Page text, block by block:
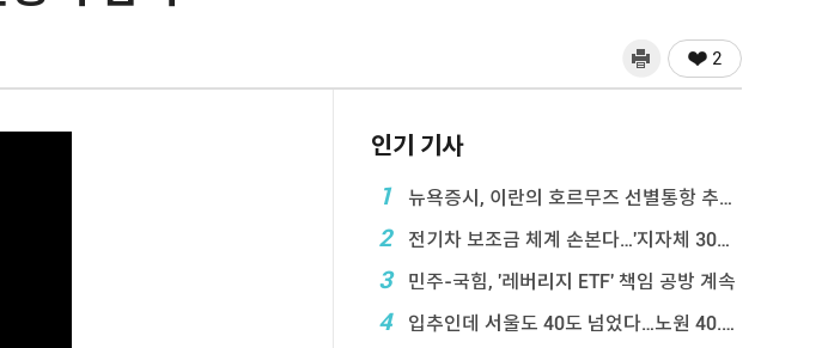
2
인기 기사
1
뉴욕증시, 이란의 호르무즈 선별통항 추진에 하락
2 전기차 보조금 체계 손본다…'지자체 30％ 매칭' ...
3 민주-국힘, '레버리지 ETF' 책임 공방 계속
4 입추인데 서울도 40도 넘었다…노원 40.2도 기록